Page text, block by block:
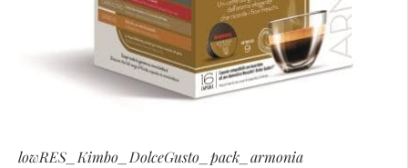
lowRES_Kimbo_DolceGusto_pack_armonia